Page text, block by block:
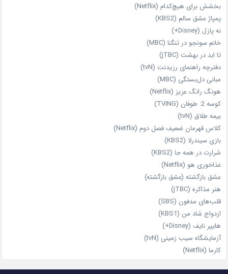
بخشش برای هیچ‌کدام (Netflix)
پمپاژ عشق سالم (KBS2)
نه پازل (Disney+)
خانم سونجو در تنگنا (MBC)
تا ابد در بهشت (jTBC)
دفترچه راهنمای رزیدنت (tvN)
مبانی دل‌بستگی (MBC)
هونگ رانگ عزیز (Netflix)
کوسه 2: طوفان (TVING)
بیمه طلاق (tvN)
کلاس قهرمان ضعیف فصل دوم (Netflix)
بازی سیندرلا (KBS2)
شرارت در همه‌ جا (KBS2)
غذاخوری هو (Netflix)
عشق بازگشته (عشق بازگشته)
هنر مذاکره (jTBC)
قلب‌های مدفون (SBS)
ازدواج شاد من (KBS1)
هایپر نایف (Disney+)
آزمایشگاه سیب‌ زمینی (tvN)
کارما (Netflix)